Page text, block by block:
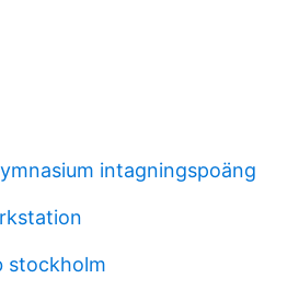
intagningspoäng
stockholm